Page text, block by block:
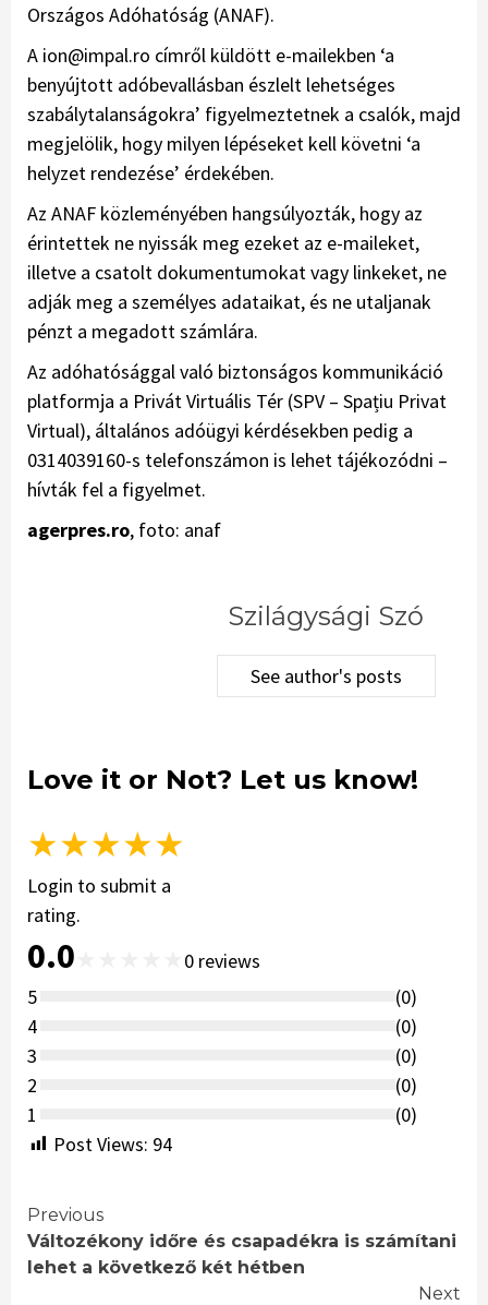
Országos Adóhatóság (ANAF).
A ion@impal.ro címről küldött e-mailekben ‘a
benyújtott adóbevallásban észlelt lehetséges
szabálytalanságokra’ figyelmeztetnek a csalók, majd
megjelölik, hogy milyen lépéseket kell követni ‘a
helyzet rendezése’ érdekében.
Az ANAF közleményében hangsúlyozták, hogy az
érintettek ne nyissák meg ezeket az e-maileket,
illetve a csatolt dokumentumokat vagy linkeket, ne
adják meg a személyes adataikat, és ne utaljanak
pénzt a megadott számlára.
Az adóhatósággal való biztonságos kommunikáció
platformja a Privát Virtuális Tér (SPV – Spațiu Privat
Virtual), általános adóügyi kérdésekben pedig a
0314039160-s telefonszámon is lehet tájékozódni –
hívták fel a figyelmet.
agerpres.ro, foto: anaf
Szilágysági Szó
See author's posts
Love it or Not? Let us know!
★★★★★
Login to submit a
rating.
0.0 0 reviews
5
(0)
4
(0)
3
(0)
2
(0)
1
(0)
Post Views: 94
Continue
Reading
Previous
Változékony időre és csapadékra is számítani
lehet a következő két hétben
Next